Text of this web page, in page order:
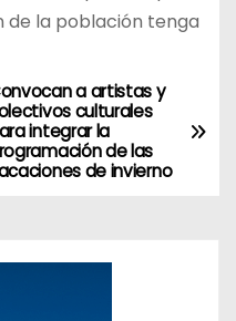
de la población tenga
a artistas y
culturales
integrar la
de las
de invierno